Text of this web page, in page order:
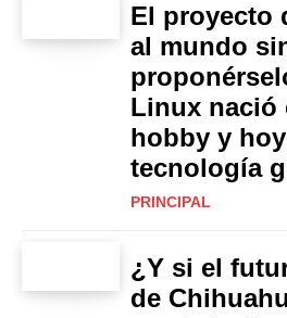
El proyecto
al mundo
Linux nació
hobby y
tecnología
PRINCIPAL
¿Y si el
de